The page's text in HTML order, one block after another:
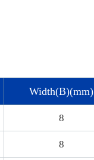
Width(B)(mm)
8
8